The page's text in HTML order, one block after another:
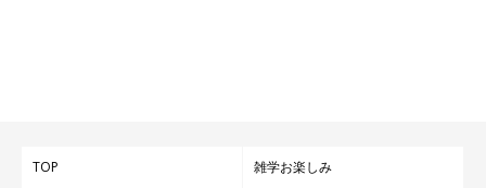
TOP 雑学お楽しみ